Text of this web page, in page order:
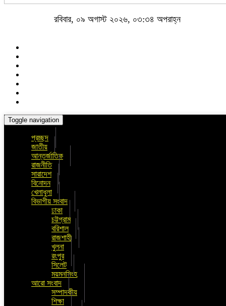
রবিবার, ০৯ অগাস্ট ২০২৬, ০৩:৩৪ অপরাহ্ন
Toggle navigation
প্রচ্ছদ
জাতীয়
আন্তর্জাতিক
রাজনীতি
সারাদেশ
বিনোদন
খেলাধুলা
বিভাগীয় সংবাদ
ঢাকা
চট্টগ্রাম
বরিশাল
রাজশাহী
খুলনা
রংপুর
সিলেট
ময়মনসিংহ
আরো সংবাদ
সম্পাদকীয়
শিক্ষা